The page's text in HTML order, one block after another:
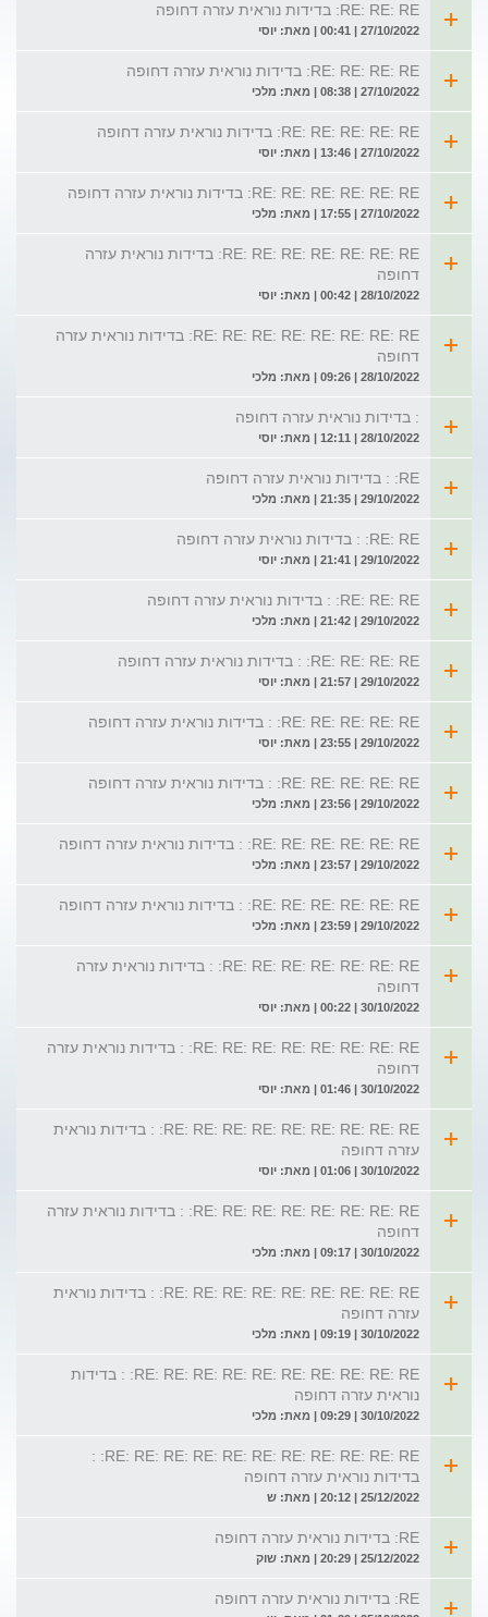
RE: RE: RE: בדידות נוראית עזרה דחופה
27/10/2022 | 00:41 | מאת: יוסי
RE: RE: RE: RE: בדידות נוראית עזרה דחופה
27/10/2022 | 08:38 | מאת: מלכי
RE: RE: RE: RE: RE: בדידות נוראית עזרה דחופה
27/10/2022 | 13:46 | מאת: יוסי
RE: RE: RE: RE: RE: RE: בדידות נוראית עזרה דחופה
27/10/2022 | 17:55 | מאת: מלכי
RE: RE: RE: RE: RE: RE: RE: בדידות נוראית עזרה
דחופה
28/10/2022 | 00:42 | מאת: יוסי
RE: RE: RE: RE: RE: RE: RE: RE: בדידות נוראית עזרה
דחופה
28/10/2022 | 09:26 | מאת: מלכי
: בדידות נוראית עזרה דחופה
28/10/2022 | 12:11 | מאת: יוסי
RE: : בדידות נוראית עזרה דחופה
29/10/2022 | 21:35 | מאת: מלכי
RE: RE: : בדידות נוראית עזרה דחופה
29/10/2022 | 21:41 | מאת: יוסי
RE: RE: RE: : בדידות נוראית עזרה דחופה
29/10/2022 | 21:42 | מאת: מלכי
RE: RE: RE: RE: : בדידות נוראית עזרה דחופה
29/10/2022 | 21:57 | מאת: יוסי
RE: RE: RE: RE: RE: : בדידות נוראית עזרה דחופה
29/10/2022 | 23:55 | מאת: יוסי
RE: RE: RE: RE: RE: : בדידות נוראית עזרה דחופה
29/10/2022 | 23:56 | מאת: מלכי
RE: RE: RE: RE: RE: RE: : בדידות נוראית עזרה דחופה
29/10/2022 | 23:57 | מאת: מלכי
RE: RE: RE: RE: RE: RE: : בדידות נוראית עזרה דחופה
29/10/2022 | 23:59 | מאת: מלכי
RE: RE: RE: RE: RE: RE: RE: : בדידות נוראית עזרה
דחופה
30/10/2022 | 00:22 | מאת: יוסי
RE: RE: RE: RE: RE: RE: RE: RE: : בדידות נוראית עזרה
דחופה
30/10/2022 | 01:46 | מאת: יוסי
RE: RE: RE: RE: RE: RE: RE: RE: RE: : בדידות נוראית
עזרה דחופה
30/10/2022 | 01:06 | מאת: יוסי
RE: RE: RE: RE: RE: RE: RE: RE: : בדידות נוראית עזרה
דחופה
30/10/2022 | 09:17 | מאת: מלכי
RE: RE: RE: RE: RE: RE: RE: RE: RE: : בדידות נוראית
עזרה דחופה
30/10/2022 | 09:19 | מאת: מלכי
RE: RE: RE: RE: RE: RE: RE: RE: RE: RE: : בדידות
נוראית עזרה דחופה
30/10/2022 | 09:29 | מאת: מלכי
RE: RE: RE: RE: RE: RE: RE: RE: RE: RE: RE: :
בדידות נוראית עזרה דחופה
25/12/2022 | 20:12 | מאת: ש
RE: בדידות נוראית עזרה דחופה
25/12/2022 | 20:29 | מאת: שוק
RE: בדידות נוראית עזרה דחופה